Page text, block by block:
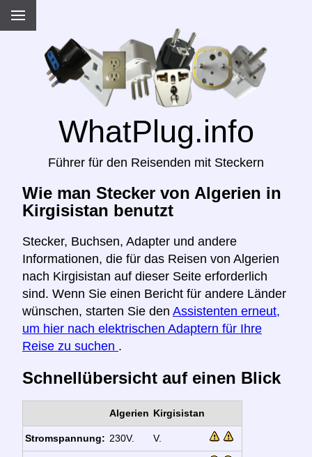
WhatPlug.info
Führer für den Reisenden mit Steckern
Wie man Stecker von Algerien in
Kirgisistan benutzt
Stecker, Buchsen, Adapter und andere
Informationen, die für das Reisen von Algerien
nach Kirgisistan auf dieser Seite erforderlich
sind. Wenn Sie einen Bericht für andere Länder
wünschen, starten Sie den Assistenten erneut,
um hier nach elektrischen Adaptern für Ihre
Reise zu suchen .
Schnellübersicht auf einen Blick
Algerien Kirgisistan
Stromspannung: 230V. V.